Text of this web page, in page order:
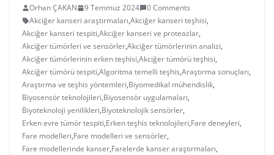
Orhan ÇAKAN 9 Temmuz 2024
0 Comments
Akciğer kanseri araştırmaları,Akciğer kanseri teşhisi,
Akciğer kanseri tespiti,Akciğer kanseri ve proteazlar,
Akciğer tümörleri ve sensörler,Akciğer tümörlerinin analizi,
Akciğer tümörlerinin erken teşhisi,Akciğer tümörü teşhisi,
Akciğer tümörü tespiti,Algoritma temelli teşhis,Araştırma sonuçları,
Araştırma ve teşhis yöntemleri,Biyomedikal mühendislik,
Biyosensör teknolojileri,Biyosensör uygulamaları,
Biyoteknoloji yenilikleri,Biyoteknolojik sensörler,
Erken evre tümör tespiti,Erken teşhis teknolojileri,Fare deneyleri,
Fare modelleri,Fare modelleri ve sensörler,
Fare modellerinde kanser,Farelerde kanser araştırmaları,